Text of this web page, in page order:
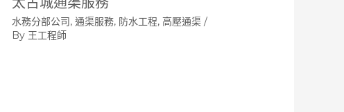
水務分部公司, 通渠服務, 防水工程, 高壓通渠/
By 王工程師